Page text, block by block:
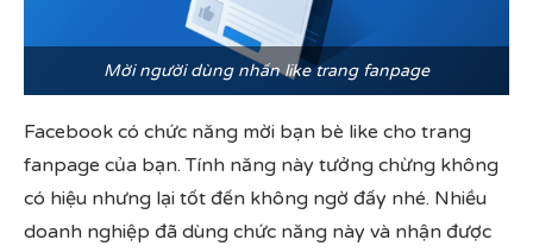
Mời người dùng nhấn like trang fanpage
Facebook có chức năng mời bạn bè like cho trang
fanpage của bạn. Tính năng này tưởng chừng không
có hiệu nhưng lại tốt đến không ngờ đấy nhé. Nhiều
doanh nghiệp đã dùng chức năng này và nhận được